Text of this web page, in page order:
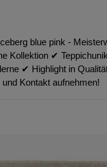
blue pink -
Kollektion ✔︎
✔︎ Highlight in
Kontakt aufnehmen!